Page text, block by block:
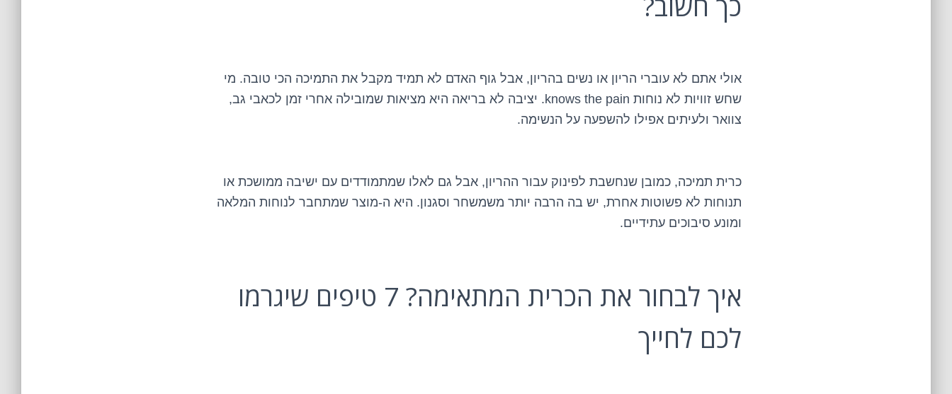
אולי אתם לא עוברי הריון או נשים בהריון, אבל גוף האדם לא תמיד מקבל את התמיכה הכי טובה. מי
שחש זוויות לא נוחות knows the pain. יציבה לא בריאה היא מציאות שמובילה אחרי זמן לכאבי גב,
צוואר ולעיתים אפילו להשפעה על הנשימה.
כרית תמיכה, כמובן שנחשבת לפינוק עבור ההריון, אבל גם לאלו שמתמודדים עם ישיבה ממושכת או
תנוחות לא פשוטות אחרת, יש בה הרבה יותר משמשחר וסגנון. היא ה-מוצר שמתחבר לנוחות המלאה
ומונע סיבוכים עתידיים.
איך לבחור את הכרית המתאימה? 7 טיפים שיגרמו
לכם לחייך